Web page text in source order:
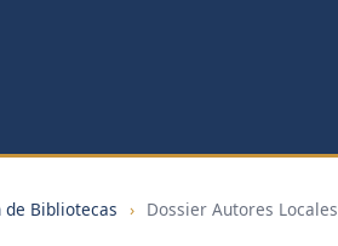
de Bibliotecas › Dossier Autores Locales